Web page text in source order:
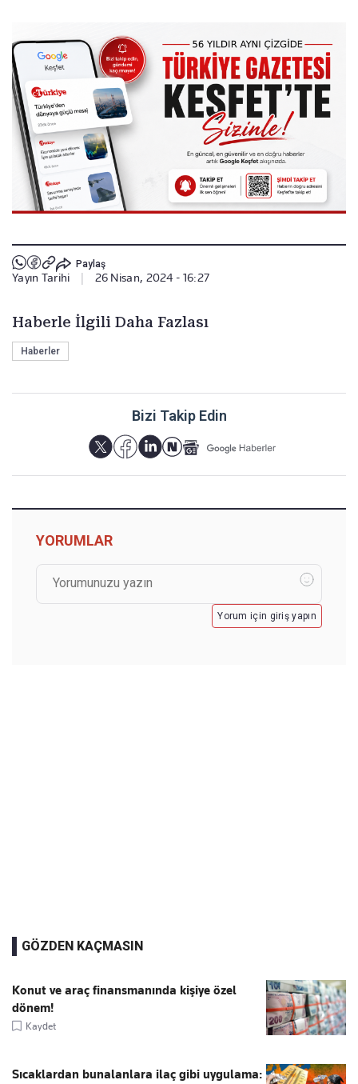
Paylaş
Yayın Tarihi 26 Nisan, 2024 - 16:27
Haberle İlgili Daha Fazlası
Haberler
Bizi Takip Edin
YORUMLAR
Yorum için giriş yapın
GÖZDEN KAÇMASIN
Konut ve araç finansmanında kişiye özel
dönem!
Kaydet
Sıcaklardan bunalanlara ilaç gibi uygulama: